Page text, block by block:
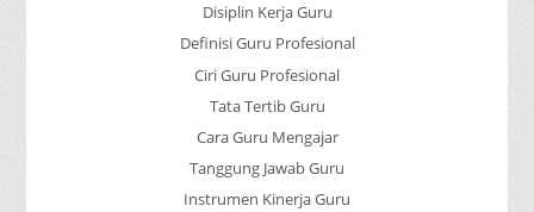
Disiplin Kerja Guru
Definisi Guru Profesional
Ciri Guru Profesional
Tata Tertib Guru
Cara Guru Mengajar
Tanggung Jawab Guru
Instrumen Kinerja Guru